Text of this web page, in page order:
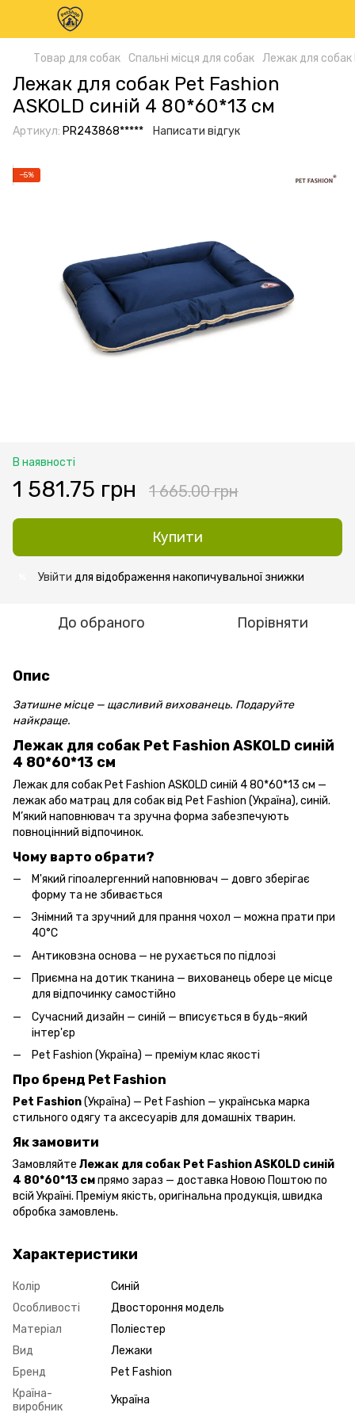
Товар для собак Спальні місця для собак Лежак для собак
Лежак для собак Pet Fashion
ASKOLD синій 4 80*60*13 см
Артикул: PR243868***** Написати відгук
−5%
В наявності
1 581.75 грн 1 665.00 грн
Купити
Увійти для відображення накопичувальної знижки
До обраного Порівняти
Опис
Затишне місце — щасливий вихованець. Подаруйте
найкраще.
Лежак для собак Pet Fashion ASKOLD синій
4 80*60*13 см
Лежак для собак Pet Fashion ASKOLD синій 4 80*60*13 см —
лежак або матрац для собак від Pet Fashion (Україна), синій.
М’який наповнювач та зручна форма забезпечують
повноцінний відпочинок.
Чому варто обрати?
М'який гіпоалергенний наповнювач — довго зберігає
форму та не збивається
Знімний та зручний для прання чохол — можна прати при
40°C
Антиковзна основа — не рухається по підлозі
Приємна на дотик тканина — вихованець обере це місце
для відпочинку самостійно
Сучасний дизайн — синій — вписується в будь-який
інтер'єр
Pet Fashion (Україна) — преміум клас якості
Про бренд Pet Fashion
Pet Fashion(Україна) — Pet Fashion — українська марка
стильного одягу та аксесуарів для домашніх тварин.
Як замовити
Замовляйте Лежак для собак Pet Fashion ASKOLD синій
4 80*60*13 смпрямо зараз — доставка Новою Поштою по
всій Україні. Преміум якість, оригінальна продукція, швидка
обробка замовлень.
Характеристики
Колір
Синій
Особливості
Двостороння модель
Матеріал
Поліестер
Вид
Лежаки
Бренд
Pet Fashion
Країна-
виробник
Україна